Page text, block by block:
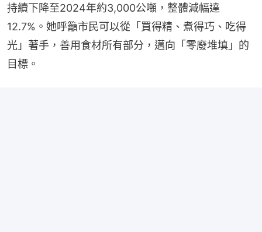
持續下降至2024年約3,000公噸，整體減幅達
12.7%。她呼籲市民可以從「買得精、煮得巧、吃得
光」著手，善用食材所有部分，邁向「零廢堆填」的
目標。